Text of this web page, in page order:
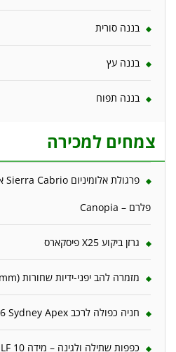
בננה סורית
בננה עץ
בננה תפוח
צמחים למכירה
פלרם – Canopia
גרזן ביקוע X25 פיסקארס
מזמרה להב יפני-ידיות שחורות (205mm) קו CUT
חניה כפולה לרכב 5.7X6 Sydney Apex מבית פלרם – Canopia
כפפות שתילה ולגינה – מידה 10 SOIL10 GH-BO10 – WOLF